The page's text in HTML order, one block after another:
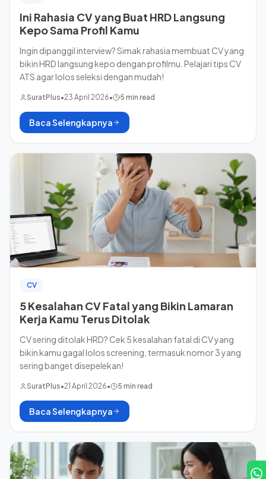
Ini Rahasia CV yang Buat HRD Langsung
Kepo Sama Profil Kamu
Ingin dipanggil interview? Simak rahasia membuat CV yang
bikin HRD langsung kepo dengan profilmu. Pelajari tips CV
ATS agar lolos seleksi dengan mudah!
SuratPlus•23 April 2026• 5 min read
Baca Selengkapnya
CV
5 Kesalahan CV Fatal yang Bikin Lamaran
Kerja Kamu Terus Ditolak
CV sering ditolak HRD? Cek 5 kesalahan fatal di CV yang
bikin kamu gagal lolos screening, termasuk nomor 3 yang
sering banget disepelekan!
SuratPlus•21 April 2026• 5 min read
Baca Selengkapnya